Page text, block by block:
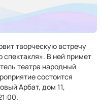
творческую встречу
спектакля». В ней примет
театра народный
состоится
Арбат, дом 11,